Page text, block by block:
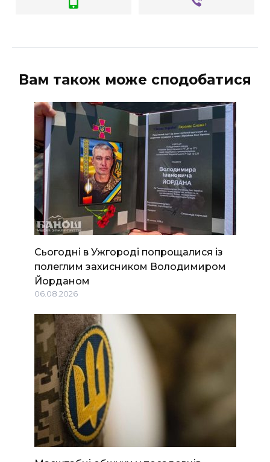
Вам також може сподобатися
Сьогодні в Ужгороді попрощалися із
полеглим захисником Володимиром
Йорданом
06.08.2026